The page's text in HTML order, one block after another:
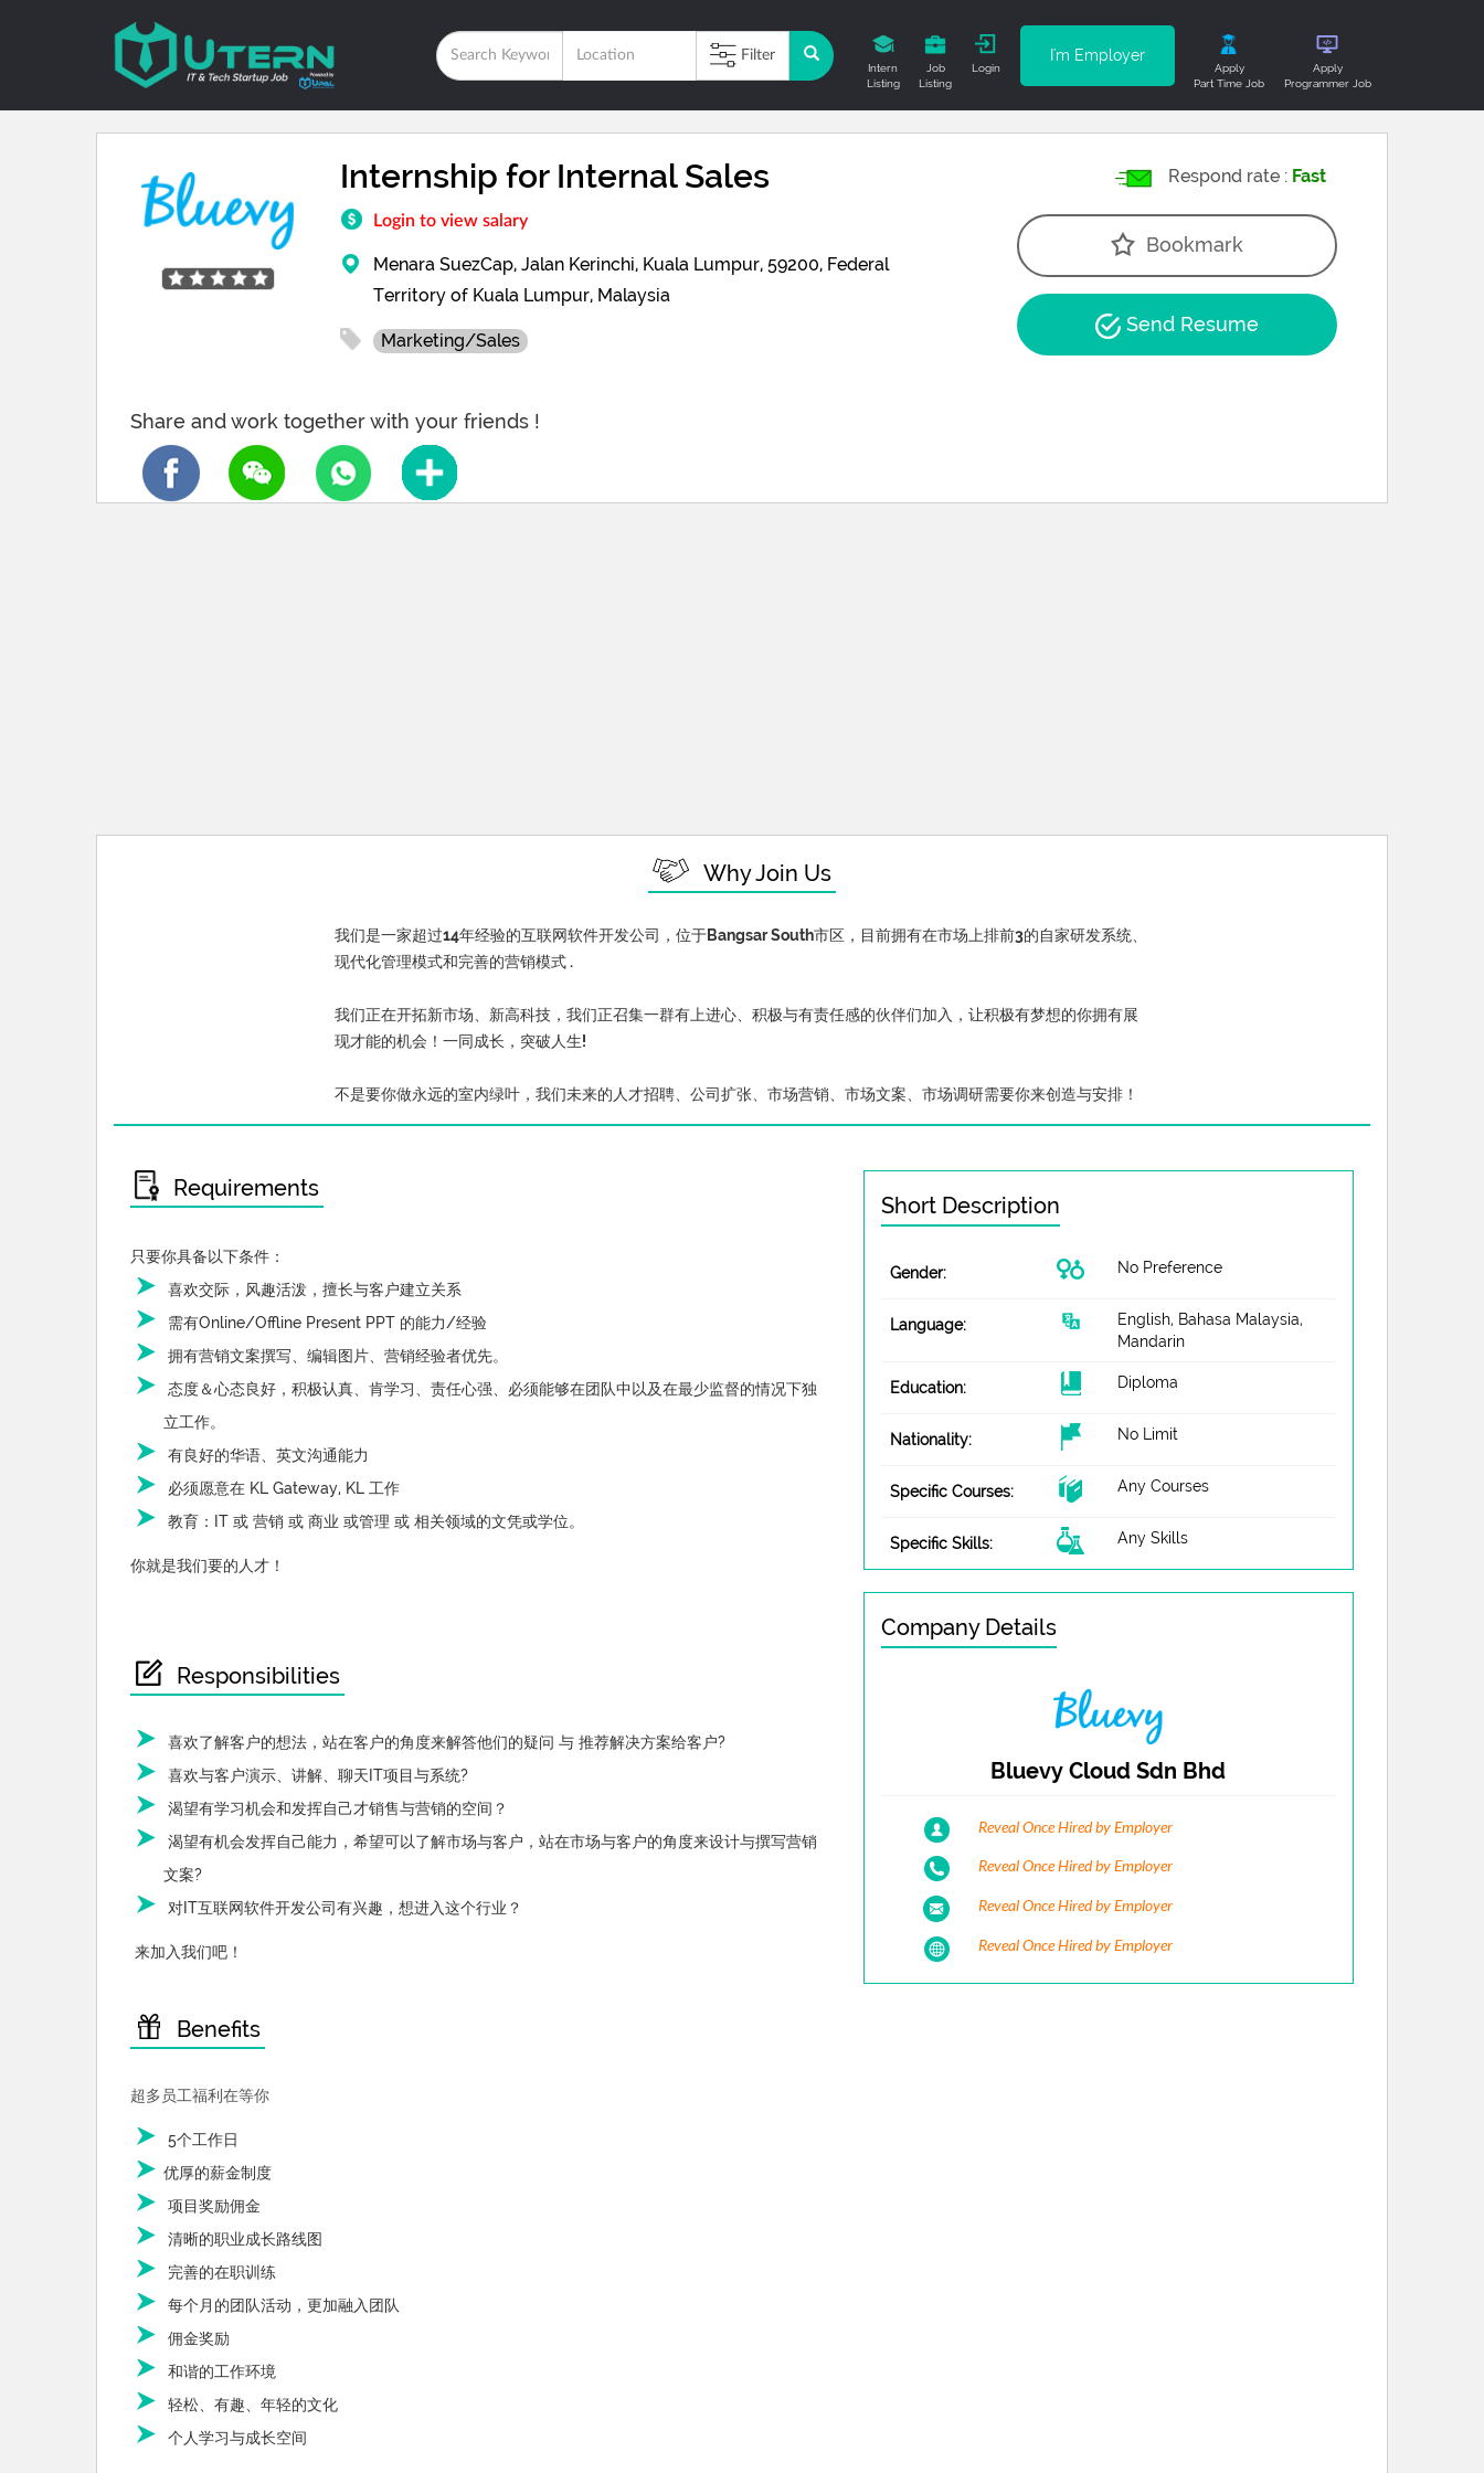
Filter
Intern
Listing
Job
Listing
Login
I'm Employer
Apply
Part Time Job
Apply
Programmer Job
Internship for Internal Sales
Login to view salary
Menara SuezCap, Jalan Kerinchi, Kuala Lumpur, 59200, Federal
Territory of Kuala Lumpur, Malaysia
Marketing/Sales
Respond rate : Fast
Bookmark
Send Resume
Share and work together with your friends !
Why Join Us
我们是一家超过14年经验的互联网软件开发公司，位于Bangsar South市区，目前拥有在市场上排前3的自家研发系统、
现代化管理模式和完善的营销模式 .
我们正在开拓新市场、新高科技，我们正召集一群有上进心、积极与有责任感的伙伴们加入，让积极有梦想的你拥有展
现才能的机会！一同成长，突破人生!
不是要你做永远的室内绿叶，我们未来的人才招聘、公司扩张、市场营销、市场文案、市场调研需要你来创造与安排！
Requirements
只要你具备以下条件：
喜欢交际，风趣活泼，擅长与客户建立关系
需有Online/Offline Present PPT 的能力/经验
拥有营销文案撰写、编辑图片、营销经验者优先。
态度＆心态良好，积极认真、肯学习、责任心强、必须能够在团队中以及在最少监督的情况下独
立工作。
有良好的华语、英文沟通能力
必须愿意在 KL Gateway, KL 工作
教育：IT 或 营销 或 商业 或管理 或 相关领域的文凭或学位。
你就是我们要的人才！
Responsibilities
喜欢了解客户的想法，站在客户的角度来解答他们的疑问 与 推荐解决方案给客户?
喜欢与客户演示、讲解、聊天IT项目与系统?
渴望有学习机会和发挥自己才销售与营销的空间？
渴望有机会发挥自己能力，希望可以了解市场与客户，站在市场与客户的角度来设计与撰写营销
文案?
对IT互联网软件开发公司有兴趣，想进入这个行业？
来加入我们吧！
Benefits
超多员工福利在等你
5个工作日
优厚的薪金制度
项目奖励佣金
清晰的职业成长路线图
完善的在职训练
每个月的团队活动，更加融入团队
佣金奖励
和谐的工作环境
轻松、有趣、年轻的文化
个人学习与成长空间
Short Description
Gender: No Preference
Language:
English, Bahasa Malaysia,
Mandarin
Education: Diploma
Nationality: No Limit
Specific Courses: Any Courses
Specific Skills: Any Skills
Company Details
Bluevy Cloud Sdn Bhd
Reveal Once Hired by Employer
Reveal Once Hired by Employer
Reveal Once Hired by Employer
Reveal Once Hired by Employer